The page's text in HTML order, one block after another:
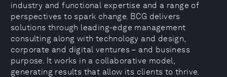
industry and functional expertise and a range of
perspectives to spark change. BCG delivers
solutions through leading-edge management
consulting along with technology and design,
corporate and digital ventures – and business
purpose. It works in a collaborative model,
generating results that allow its clients to thrive.